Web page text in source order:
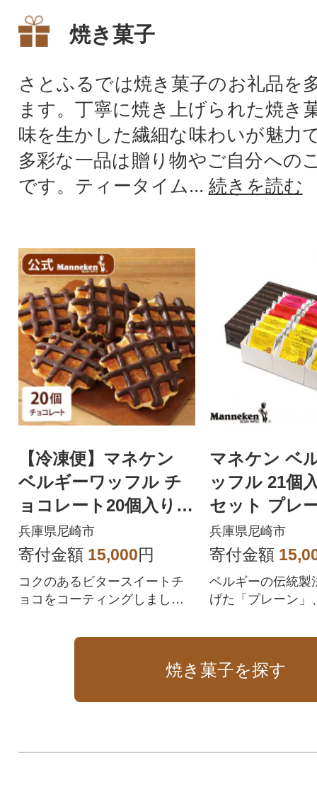
焼き菓子
さとふるでは焼き菓子のお礼品を
ます。丁寧に焼き上げられた焼き
味を生かした繊細な味わいが魅力
多彩な一品は贈り物やご自分への
です。ティータイム... 続きを読む
【冷凍便】マネケン
ベルギーワッフル チ
ョコレート20個入り(T
FRB-Ch20)
兵庫県尼崎市
寄付金額 15,000円
コクのあるビタースイートチ
ョコをコーティングしまし
マネケン ベ
ッフル 21個
セット プレ
ア いちご
兵庫県尼崎市
寄付金額
ベルギーの伝統製
げた「プレーン」
フトセットです。
焼き菓子を探す